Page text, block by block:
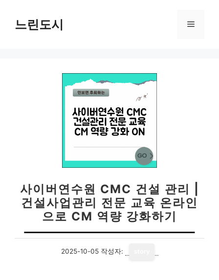
느린도시 메
사이버연수원 CMC 건설 관리 |
건설사업관리 전문 교육 온라인
으로 CM 역량 강화하기
2025-10-05 작성자: